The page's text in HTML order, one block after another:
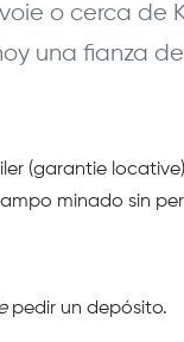
o cerca de
una fianza
(garantie
minado sin
pedir un depósito.